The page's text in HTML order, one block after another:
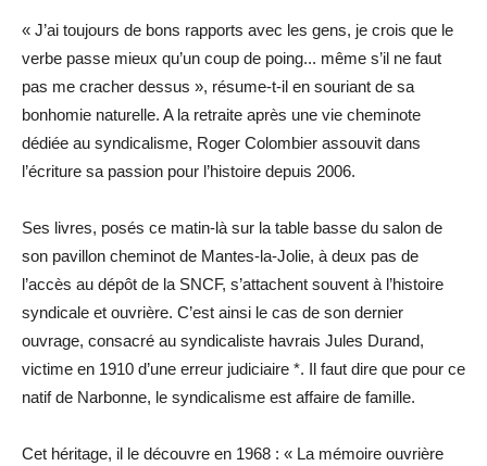
« J’ai toujours de bons rapports avec les gens, je crois que le
verbe passe mieux qu’un coup de poing... même s’il ne faut
pas me cracher dessus », résume-t-il en souriant de sa
bonhomie naturelle. A la retraite après une vie cheminote
dédiée au syndicalisme, Roger Colombier assouvit dans
l’écriture sa passion pour l’histoire depuis 2006.
Ses livres, posés ce matin-là sur la table basse du salon de
son pavillon cheminot de Mantes-la-Jolie, à deux pas de
l’accès au dépôt de la SNCF, s’attachent souvent à l’histoire
syndicale et ouvrière. C’est ainsi le cas de son dernier
ouvrage, consacré au syndicaliste havrais Jules Durand,
victime en 1910 d’une erreur judiciaire *. Il faut dire que pour ce
natif de Narbonne, le syndicalisme est affaire de famille.
Cet héritage, il le découvre en 1968 : « La mémoire ouvrière